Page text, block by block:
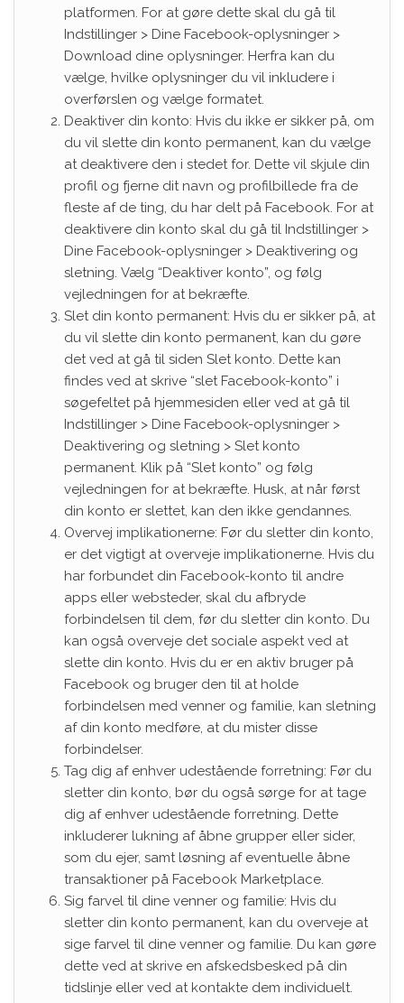
platformen. For at gøre dette skal du gå til
Indstillinger > Dine Facebook-oplysninger >
Download dine oplysninger. Herfra kan du
vælge, hvilke oplysninger du vil inkludere i
overførslen og vælge formatet.
Deaktiver din konto: Hvis du ikke er sikker på, om
du vil slette din konto permanent, kan du vælge
at deaktivere den i stedet for. Dette vil skjule din
profil og fjerne dit navn og profilbillede fra de
fleste af de ting, du har delt på Facebook. For at
deaktivere din konto skal du gå til Indstillinger >
Dine Facebook-oplysninger > Deaktivering og
sletning. Vælg “Deaktiver konto”, og følg
vejledningen for at bekræfte.
Slet din konto permanent: Hvis du er sikker på, at
du vil slette din konto permanent, kan du gøre
det ved at gå til siden Slet konto. Dette kan
findes ved at skrive “slet Facebook-konto” i
søgefeltet på hjemmesiden eller ved at gå til
Indstillinger > Dine Facebook-oplysninger >
Deaktivering og sletning > Slet konto
permanent. Klik på “Slet konto” og følg
vejledningen for at bekræfte. Husk, at når først
din konto er slettet, kan den ikke gendannes.
Overvej implikationerne: Før du sletter din konto,
er det vigtigt at overveje implikationerne. Hvis du
har forbundet din Facebook-konto til andre
apps eller websteder, skal du afbryde
forbindelsen til dem, før du sletter din konto. Du
kan også overveje det sociale aspekt ved at
slette din konto. Hvis du er en aktiv bruger på
Facebook og bruger den til at holde
forbindelsen med venner og familie, kan sletning
af din konto medføre, at du mister disse
forbindelser.
Tag dig af enhver udestående forretning: Før du
sletter din konto, bør du også sørge for at tage
dig af enhver udestående forretning. Dette
inkluderer lukning af åbne grupper eller sider,
som du ejer, samt løsning af eventuelle åbne
transaktioner på Facebook Marketplace.
Sig farvel til dine venner og familie: Hvis du
sletter din konto permanent, kan du overveje at
sige farvel til dine venner og familie. Du kan gøre
dette ved at skrive en afskedsbesked på din
tidslinje eller ved at kontakte dem individuelt.